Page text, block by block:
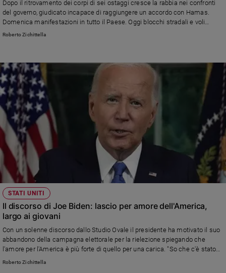
Dopo il ritrovamento dei corpi di sei ostaggi cresce la rabbia nei confronti
del governo, giudicato incapace di raggiungere un accordo con Hamas.
Domenica manifestazioni in tutto il Paese. Oggi blocchi stradali e voli
sospesi all'aeroporto Ben Gurion.
Roberto Zichittella
STATI UNITI
Il discorso di Joe Biden: lascio per amore dell'America,
largo ai giovani
Con un solenne discorso dallo Studio Ovale il presidente ha motivato il suo
abbandono della campagna elettorale per la rielezione spiegando che
l'amore per l'America è più forte di quello per una carica. "So che c'è stato
un tempo e un luogo per i lunghi anni di esperienza nella vita pubblica. Ma
Roberto Zichittella